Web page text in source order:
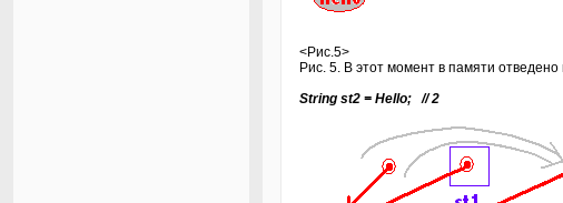
<Рис.5>
Рис. 5. В этот момент в памяти
String st2 = Hello; // 2